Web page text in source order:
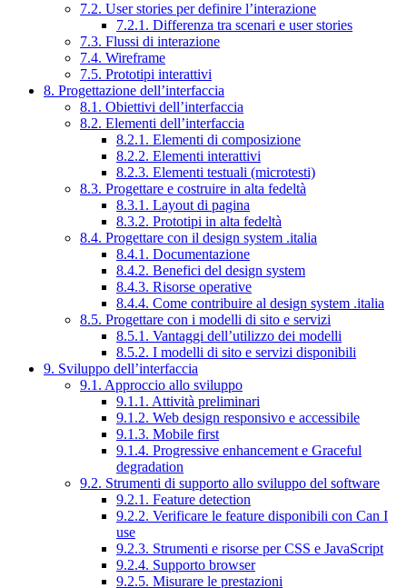
7.2. User stories per definire l’interazione
7.2.1. Differenza tra scenari e user stories
7.3. Flussi di interazione
7.4. Wireframe
7.5. Prototipi interattivi
8. Progettazione dell’interfaccia
8.1. Obiettivi dell’interfaccia
8.2. Elementi dell’interfaccia
8.2.1. Elementi di composizione
8.2.2. Elementi interattivi
8.2.3. Elementi testuali (microtesti)
8.3. Progettare e costruire in alta fedeltà
8.3.1. Layout di pagina
8.3.2. Prototipi in alta fedeltà
8.4. Progettare con il design system .italia
8.4.1. Documentazione
8.4.2. Benefici del design system
8.4.3. Risorse operative
8.4.4. Come contribuire al design system .italia
8.5. Progettare con i modelli di sito e servizi
8.5.1. Vantaggi dell’utilizzo dei modelli
8.5.2. I modelli di sito e servizi disponibili
9. Sviluppo dell’interfaccia
9.1. Approccio allo sviluppo
9.1.1. Attività preliminari
9.1.2. Web design responsivo e accessibile
9.1.3. Mobile first
9.1.4. Progressive enhancement e Graceful
degradation
9.2. Strumenti di supporto allo sviluppo del software
9.2.1. Feature detection
9.2.2. Verificare le feature disponibili con Can I
use
9.2.3. Strumenti e risorse per CSS e JavaScript
9.2.4. Supporto browser
9.2.5. Misurare le prestazioni